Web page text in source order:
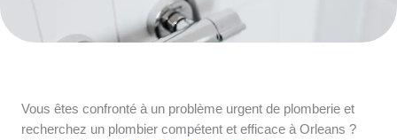
Vous êtes confronté à un problème urgent de plomberie et
recherchez un plombier compétent et efficace à Orleans ?